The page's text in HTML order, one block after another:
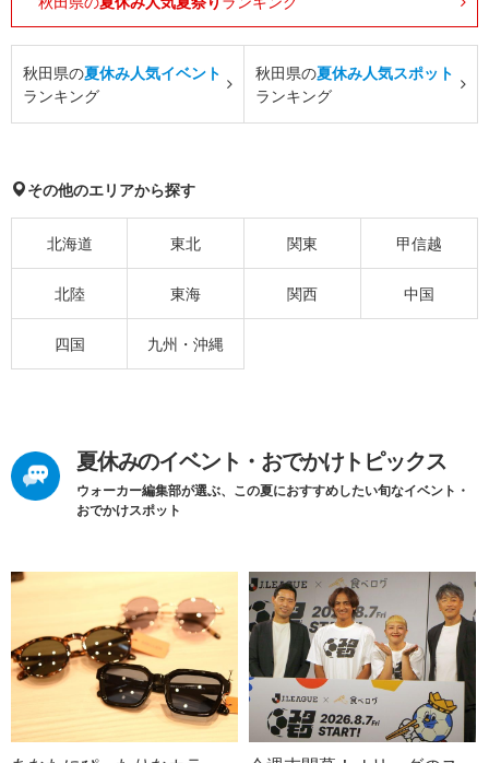
秋田県の夏休み人気イベント
ランキング
秋田県の夏休み人気スポット
ランキング
その他のエリアから探す
北海道 東北 関東 甲信越
北陸 東海 関西 中国
四国 九州・沖縄
夏休みのイベント・おでかけトピックス
ウォーカー編集部が選ぶ、この夏におすすめしたい旬なイベント・
おでかけスポット